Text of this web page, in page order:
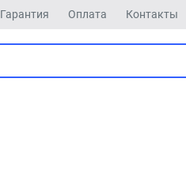
Гарантия Оплата Контакты